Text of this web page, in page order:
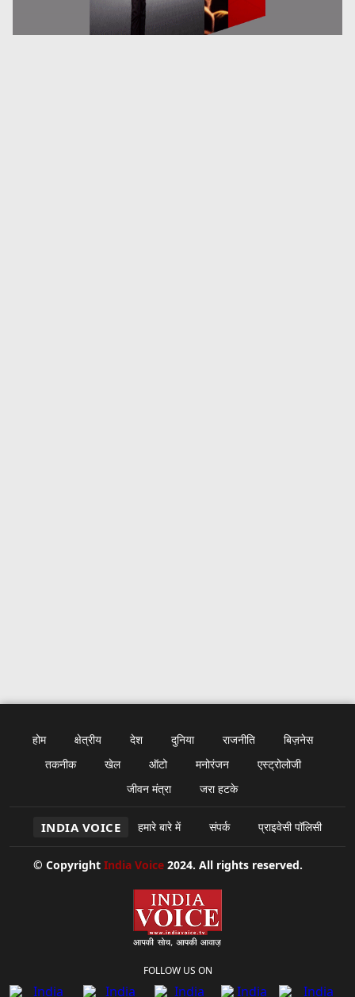
होम क्षेत्रीय देश दुनिया राजनीति
बिज़नेस
तकनीक
खेल ऑटो मनोरंजन
एस्ट्रोलोजी
जीवन मंत्रा
जरा हटके
INDIA VOICE हमारे बारे में संपर्क प्राइवेसी पॉलिसी
© Copyright India Voice 2024. All rights reserved.
FOLLOW US ON